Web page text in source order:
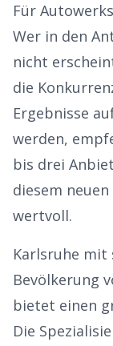
Für
Wer in den
nicht
die
Ergebnisse
werden,
bis drei
diesem
wertvoll.
Karlsruhe mit
Bevölkerung
bietet einen
Die